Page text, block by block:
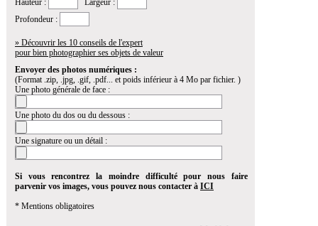
Hauteur :
Largeur :
Profondeur :
» Découvrir les 10 conseils de l'expert
pour bien photographier ses objets de valeur
Envoyer des photos numériques :
(Format .zip, .jpg, .gif, .pdf... et poids inférieur à 4 Mo par fichier. )
Une photo générale de face :
Une photo du dos ou du dessous :
Une signature ou un détail :
Si vous rencontrez la moindre difficulté pour nous faire
parvenir vos images, vous pouvez nous contacter à ICI
* Mentions obligatoires